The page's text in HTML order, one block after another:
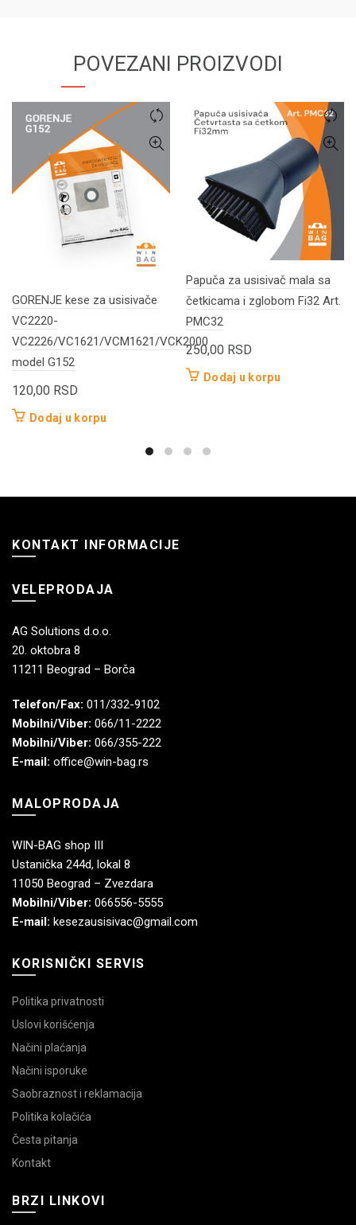
POVEZANI PROIZVODI
GORENJE kese za usisivače
VC2220-
VC2226/VC1621/VCM1621/VCK2000
model G152
120,00 RSD
Dodaj u korpu
Papuča za usisivač mala sa
četkicama i zglobom Fi32 Art.
PMC32
250,00 RSD
Dodaj u korpu
KONTAKT INFORMACIJE
VELEPRODAJA
AG Solutions d.o.o.
20. oktobra 8
11211 Beograd – Borča
Telefon/Fax: 011/332-9102
Mobilni/Viber: 066/11-2222
Mobilni/Viber: 066/355-222
E-mail: office@win-bag.rs
MALOPRODAJA
WIN-BAG shop III
Ustanička 244d, lokal 8
11050 Beograd – Zvezdara
Mobilni/Viber: 066556-5555
E-mail: kesezausisivac@gmail.com
KORISNIČKI SERVIS
Politika privatnosti
Uslovi korišćenja
Načini plaćanja
Načini isporuke
Saobraznost i reklamacija
Politika kolačića
Česta pitanja
Kontakt
BRZI LINKOVI